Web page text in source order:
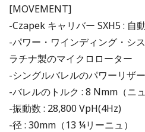
[MOVEMENT]
-Czapek キャリバー SXH5 : 自
-パワー・ワインディング・シ
ラチナ製のマイクロローター
-シングルバレルのパワーリザ
-バレルのトルク : 8 Nmm（ニ
-振動数 : 28,800 VpH(4Hz)
-径 : 30mm（13 ¼リーニュ）